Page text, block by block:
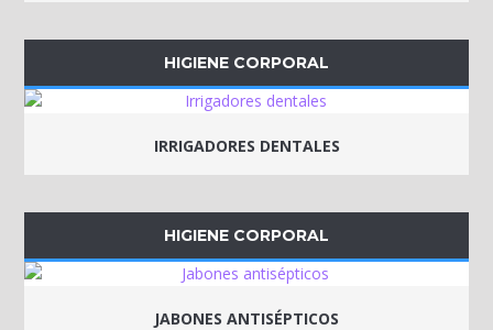
HIGIENE CORPORAL
IRRIGADORES DENTALES
HIGIENE CORPORAL
JABONES ANTISÉPTICOS